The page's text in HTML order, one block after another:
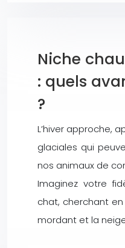
Niche
: quels
?
L’hiver approche,
glaciales qui
nos animaux de
Imaginez votre
chat, cherchant
mordant et la